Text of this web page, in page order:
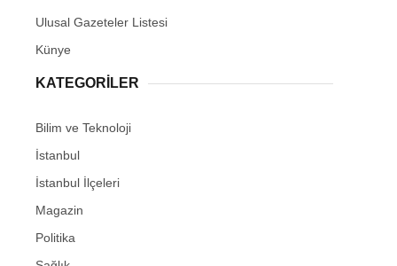
Ulusal Gazeteler Listesi
Künye
KATEGORİLER
Bilim ve Teknoloji
İstanbul
İstanbul İlçeleri
Magazin
Politika